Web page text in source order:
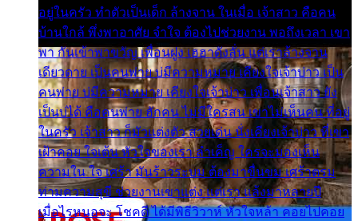
อยู่ในครัว ทำตัวเป็นเด็ก ล้างจาน ในเมื่อ เจ้าสาว คือคน
บ้านใกล้ พึ่งพาอาศัย จำใจ ต้องไปช่วยงาน พอถึงเวลา เขา
พา กันเข้าพาขวัญ เพื่อนฝูง เฮฮาดังลั่น แต่เราล้างจาน
เดียวดาย เป็นคนพ่าย บ่มีความหมาย เคียงใจเจ้าบ่าว เป็น
คนพ่าย บ่มีความหมาย เคียงใจเจ้าบ่าว เพื่อนเจ้าสาว ยัง
เป็นบ่ได้ คือคนพ่าย ฮักคน ไม่มีใครสน เขาไม่เห็นคน ที่อยู่
ในครัว เจ้าสาว ก็มัวแต่งตัว สวยเด่น นั่งเคียงเจ้าบ่าว ที่เขา
เฝ้าคอย ใจเต้น หัวใจของเรา ลำเค็ญ ใครจะมองเห็น
ความใน ใจ เศร้า มันร้าวระบม ต้องมาขื่นขม เศร้าตรม
ท่ามความสุขี ช่วยงานเขาแต่ง แต่เรา แล้งมาหลายปี
เมื่อไรหนอจะ โชคดี ได้มีพิธีวิวาห์ หัวใจหล้า คอยไปคอย